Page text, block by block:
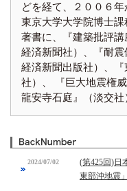
どを経て、２００６
東京大学大学院博士
著書に、『建築批評
経済新聞社）、『耐
経済新聞出版社）、
社）、 『巨大地震権
龍安寺石庭』（淡交社
2024/07/02
(第425回)日
東部沖地震」